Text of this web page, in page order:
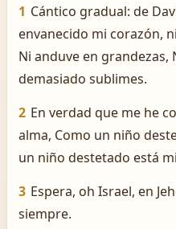
1 Cántico gradual: de
envanecido mi corazón,
Ni anduve en grandezas,
demasiado sublimes.
2 En verdad que me he
alma, Como un niño
un niño destetado está
3 Espera, oh Israel, en
siempre.